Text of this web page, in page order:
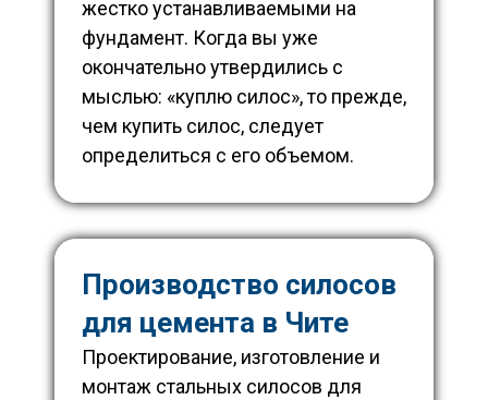
жестко устанавливаемыми на
фундамент. Когда вы уже
окончательно утвердились с
мыслью: «куплю силос», то прежде,
чем купить силос, следует
определиться с его объемом.
Производство силосов
для цемента в Чите
Проектирование, изготовление и
монтаж стальных силосов для